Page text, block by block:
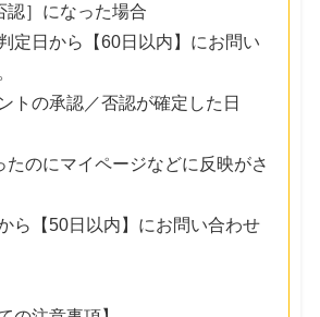
認］になった場合
定日から【60日以内】にお問い
トの承認／否認が確定した日
たのにマイページなどに反映がさ
ら【50日以内】にお問い合わせ